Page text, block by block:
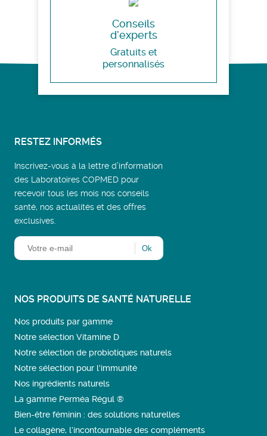
Conseils
d’experts
Gratuits et
personnalisés
RESTEZ INFORMÉS
Inscrivez-vous à la lettre d’information
des Laboratoires COPMED pour
recevoir tous les mois nos conseils
santé, nos actualités et des offres
exclusives.
NOS PRODUITS DE SANTÉ NATURELLE
Nos produits par gamme
Notre sélection Vitamine D
Notre sélection de probiotiques naturels
Notre sélection pour l'immunité
Nos ingrédients naturels
La gamme Perméa Régul ®
Bien-être féminin : des solutions naturelles
Le collagène, l’incontournable des compléments